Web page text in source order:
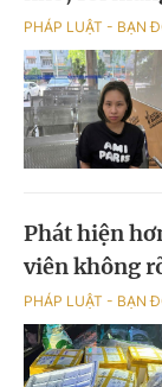
PHÁP LUẬT - BẠN
Phát hiện
viên không
PHÁP LUẬT - BẠN